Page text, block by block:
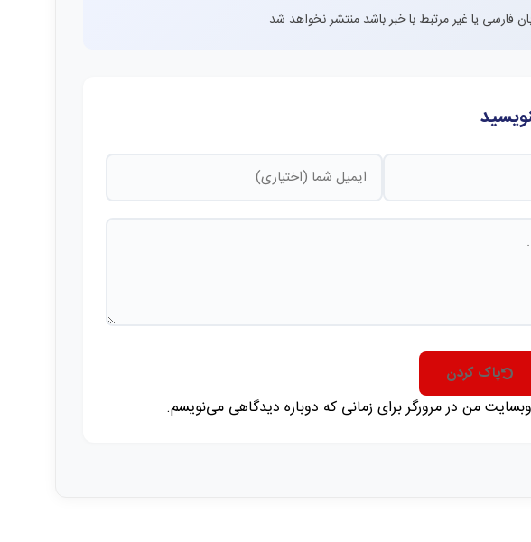
فارسی یا غیر مرتبط با خبر باشد منتشر نخواهد شد.
پاک کردن
من در مرورگر برای زمانی که دوباره دیدگاهی می‌نویسم.